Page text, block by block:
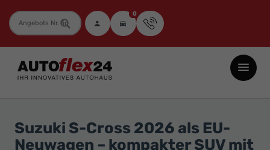
Fahrzeugnummer 0
Autoflex24
GmbH
Neuwagen
Suzuki S-Cross 2026 als EU-
Neuwagen – kompakter SUV mit